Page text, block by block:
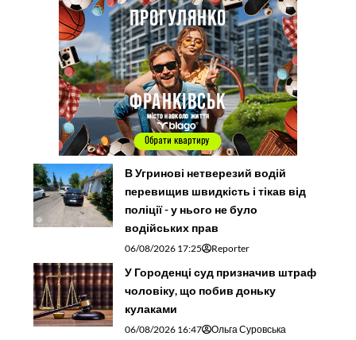
В Угринові нетверезий водій
перевищив швидкість і тікав від
поліції - у нього не було
водійських прав
06/08/2026 17:25 Reporter
У Городенці суд призначив штраф
чоловіку, що побив доньку
кулаками
06/08/2026 16:47 Ольга Суровська